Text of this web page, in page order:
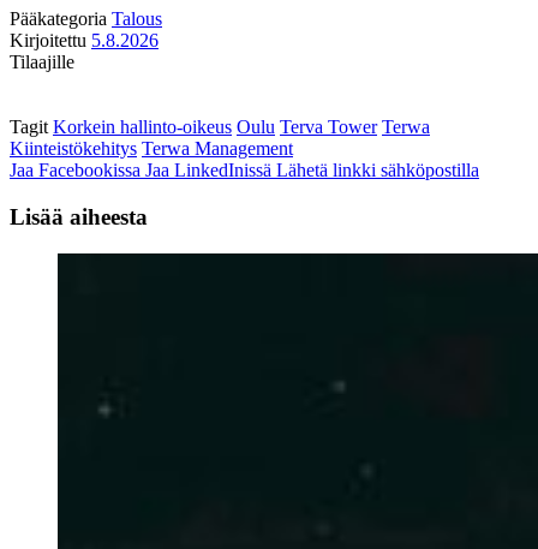
Pääkategoria Talous
Kirjoitettu 5.8.2026
Tilaajille
Tagit Korkein hallinto-oikeus Oulu Terva Tower Terwa
Kiinteistökehitys Terwa Management
Jaa Facebookissa Jaa LinkedInissä Lähetä linkki sähköpostilla
Lisää aiheesta